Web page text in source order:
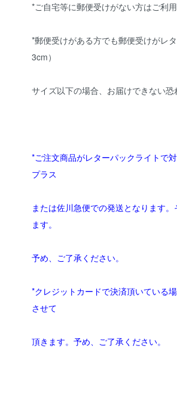
*ご自宅等に郵便受けがない方はご利用
*郵便受けがある方でも郵便受けがレ
3cm）
サイズ以下の場合、お届けできない恐
*ご注文商品がレターパックライトで
プラス
または佐川急便での発送となります
ます。
予め、ご了承ください。
*クレジットカードで決済頂いている
させて
頂きます。予め、ご了承ください。